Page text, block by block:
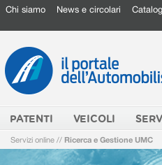
Chi siamo News e circolari
PATENTI VEICOLI
Servizi online // Ricerca e Gestione UMC